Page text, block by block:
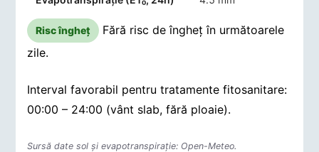
Risc îngheț
Fără risc de îngheț în următoarele
zile.
Interval favorabil pentru tratamente fitosanitare:
00:00 – 24:00 (vânt slab, fără ploaie).
Sursă date sol și evapotranspirație: Open-Meteo.